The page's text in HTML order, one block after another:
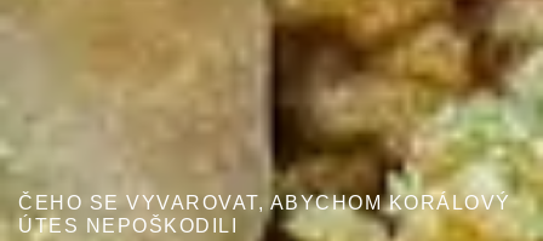
ČEHO SE VYVAROVAT, ABYCHOM KORÁLOVÝ
ÚTES NEPOŠKODILI